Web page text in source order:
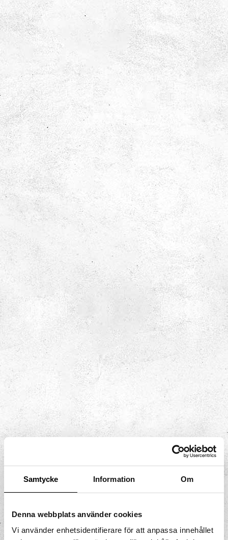
Samtycke Information Om
Denna webbplats använder cookies
Vi använder enhetsidentifierare för att anpassa innehållet
Ljus och syn
Utspritt över alla våningar i huset hittar vi experiment
som utmanar hur våra ögon uppfattar ljus och världen
runt om oss. Undersök hur ljusstrålar kan påverkas
med filter och speglar. Upplev ljus i alla dess färger,
och om ni vågar – totalt mörker!
Våra sinnen
Utforska din lukt, syn, hörsel och känsel med roliga
experiment och tankeväckande frågor. Hur reagerar din
kropp när cykeln svänger åt fel håll mot vad du är van
vid? Hur är det att gå i totalt mörker utan synen som